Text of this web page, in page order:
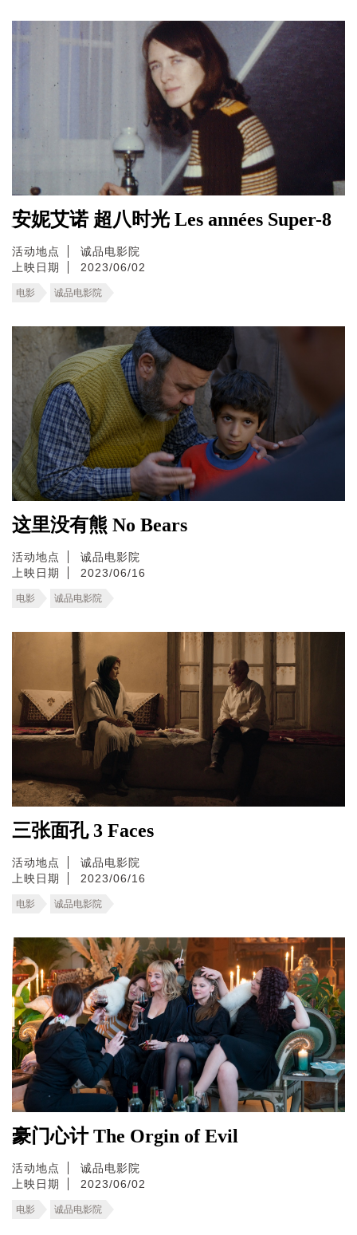
安妮艾诺 超八时光 Les années Super-8
活动地点
诚品电影院
上映日期
2023/06/02
电影 诚品电影院
这里没有熊 No Bears
活动地点
诚品电影院
上映日期
2023/06/16
电影 诚品电影院
三张面孔 3 Faces
活动地点
诚品电影院
上映日期
2023/06/16
电影 诚品电影院
豪门心计 The Orgin of Evil
活动地点
诚品电影院
上映日期
2023/06/02
电影 诚品电影院